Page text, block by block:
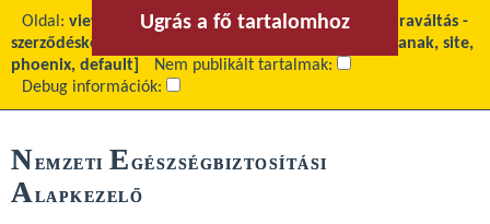
Oldal: view Fő tartalom: 2012. fekvőbeteg-struktúraváltás -
szerződéskötés kezdeményezése
[site_szakmanak, site,
phoenix, default]
Nem publikált tartalmak:
Debug információk:
Ugrás a menühöz
Ugrás a fő tartalomhoz
NEMZETI E GÉSZSÉGBIZTOSÍTÁSI
ALAPKEZELŐ